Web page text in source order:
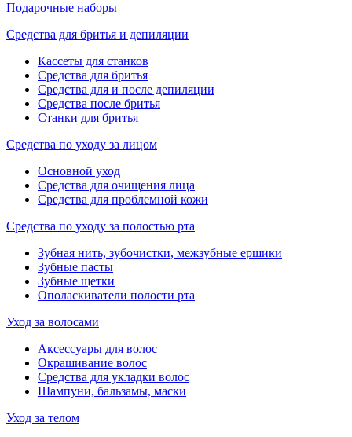
Подарочные наборы
Средства для бритья и депиляции
Кассеты для станков
Средства для бритья
Средства для и после депиляции
Средства после бритья
Станки для бритья
Средства по уходу за лицом
Основной уход
Средства для очищения лица
Средства для проблемной кожи
Средства по уходу за полостью рта
Зубная нить, зубочистки, межзубные ершики
Зубные пасты
Зубные щетки
Ополаскиватели полости рта
Уход за волосами
Аксессуары для волос
Окрашивание волос
Средства для укладки волос
Шампуни, бальзамы, маски
Уход за телом